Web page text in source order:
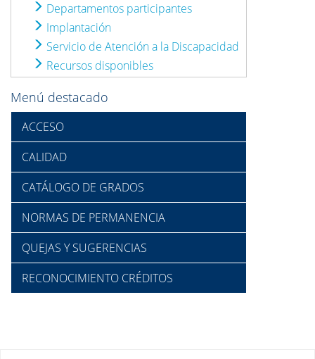
Departamentos participantes
Implantación
Servicio de Atención a la Discapacidad
Recursos disponibles
Menú destacado
ACCESO
CALIDAD
CATÁLOGO DE GRADOS
NORMAS DE PERMANENCIA
QUEJAS Y SUGERENCIAS
RECONOCIMIENTO CRÉDITOS